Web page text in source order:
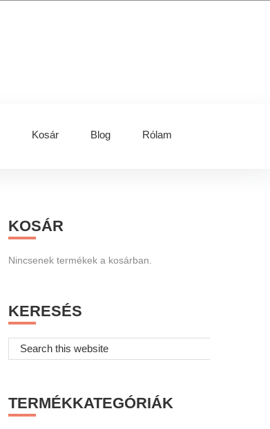
Kosár Blog Rólam
Primary
Sidebar
KOSÁR
Nincsenek termékek a kosárban.
KERESÉS
Search
this
TERMÉKKATEGÓRIÁK